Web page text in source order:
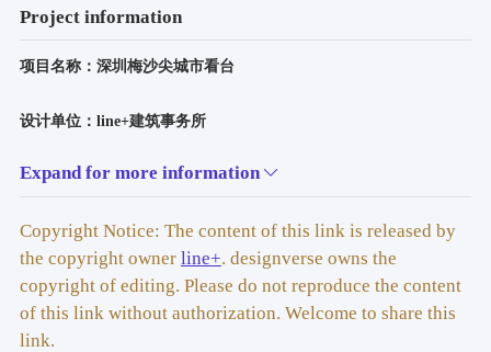
Project information
项目名称：深圳梅沙尖城市看台
设计单位：line+建筑事务所
主持建筑师/项目主创：孟凡浩
项目建筑师：何雅量
设计团队：邢舒、韩语嫣、胥昊、徐一凡、李仁杰
驻场建筑师：邢舒
Expand for more information
Copyright Notice: The content of this link is released by
the copyright owner line+. designverse owns the
copyright of editing. Please do not reproduce the content
of this link without authorization. Welcome to share this
link.